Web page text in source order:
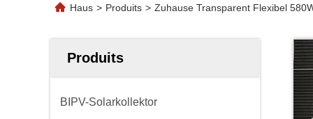
Haus > Produits > Zuhause Transparent Flexibel
Produits
BIPV-Solarkollektor